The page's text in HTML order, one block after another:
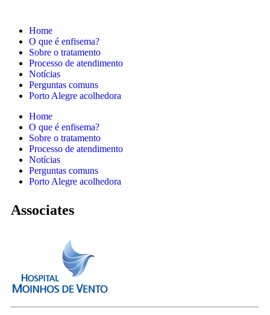
Home
O que é enfisema?
Sobre o tratamento
Processo de atendimento
Notícias
Perguntas comuns
Porto Alegre acolhedora
Home
O que é enfisema?
Sobre o tratamento
Processo de atendimento
Notícias
Perguntas comuns
Porto Alegre acolhedora
Associates